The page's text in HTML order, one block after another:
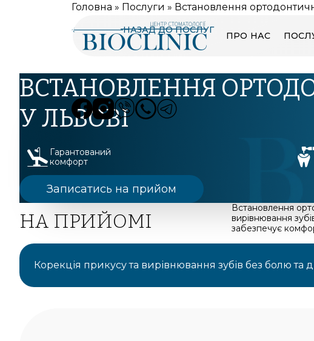
ПРО НАС
Головна » Послуги » Встановлення
НАЗАД ДО ПОСЛУГ
ВСТАНОВЛЕННЯ
У ЛЬВОВІ
Гарантований
комфорт
Записатись на прийом
НА ПРИЙОМІ
Встановлення
вирівнювання
забезпечує
Корекція прикусу та вирівнювання зубів без болю та